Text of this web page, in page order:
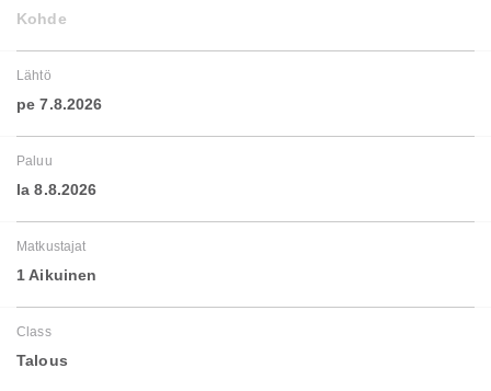
Kohde
Lähtö
pe 7.8.2026
Paluu
la 8.8.2026
Matkustajat
1 Aikuinen
Class
Talous